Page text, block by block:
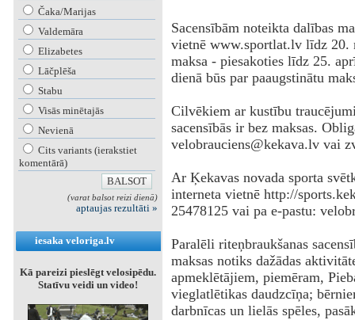
Čaka/Marijas
Valdemāra
Elizabetes
Lāčplēša
Stabu
Visās minētajās
Nevienā
Cits variants (ierakstiet
komentārā)
(varat balsot reizi dienā)
aptaujas rezultāti »
iesaka veloriga.lv
Kā pareizi pieslēgt velosipēdu.
Statīvu veidi un video!
Sacensībām noteikta dalības
vietnē www.sportlat.lv līdz 20.
maksa - piesakoties līdz 25.
dienā būs par paaugstinātu
Cilvēkiem ar kustību
sacensībās ir bez maksas.
velobrauciens@kekava.lv vai
Ar Ķekavas novada sporta
interneta vietnē http://
25478125 vai pa e-pastu:
Paralēli riteņbraukšanas
maksas notiks dažādas
apmeklētājiem, piemēram,
vieglatlētikas daudzcīņa;
darbnīcas un lielās spēles,